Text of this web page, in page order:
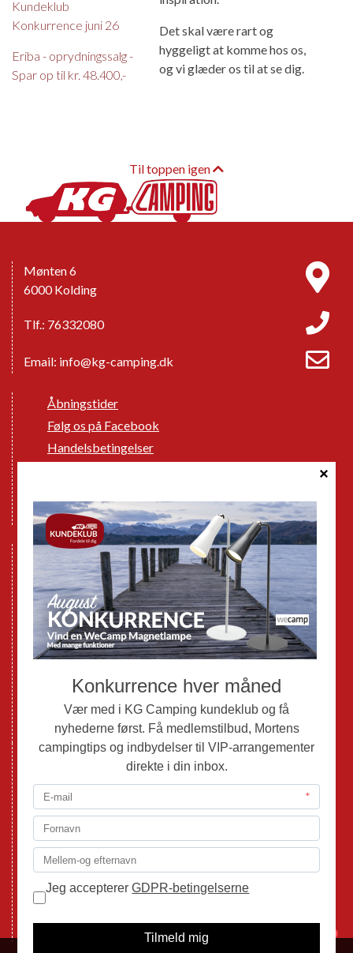
Kundeklub
Konkurrence juni 26
Eriba - oprydningssalg -
Spar op til kr. 48.400,-
Det skal være rart og
hyggeligt at komme hos os,
og vi glæder os til at se dig.
Til toppen igen
Mønten 6
6000 Kolding
Tlf.: 76332080
Email: info@kg-camping.dk
Åbningstider
Følg os på Facebook
Handelsbetingelser
GPDR - Optagelse af foto og video
Nye Campingvogne
Nye Autocampere og Vans
Brugte Campingvogne
Brugte Autocampere og Vans
Webshop
Mortens Campingtips
KG Camping Kundeklub
Nyheder
Adria
Adria Autocampere
Eriba
Fendt
Hobby
Randger Van